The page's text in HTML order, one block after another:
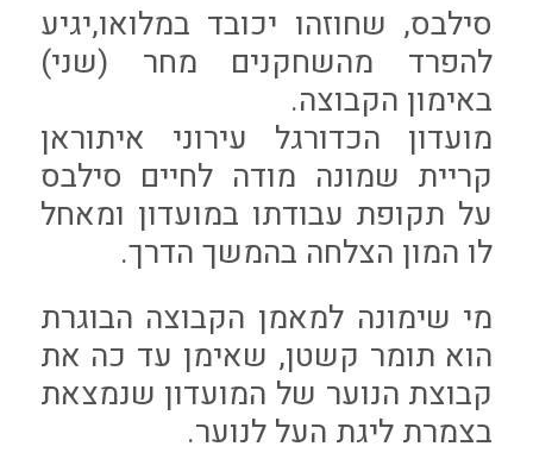
סילבס, שחוזהו יכובד במלואו,יגיע
להפרד מהשחקנים מחר (שני)
באימון הקבוצה.
מועדון הכדורגל עירוני איתוראן
קריית שמונה מודה לחיים סילבס
על תקופת עבודתו במועדון ומאחל
לו המון הצלחה בהמשך הדרך.
מי שימונה למאמן הקבוצה הבוגרת
הוא תומר קשטן, שאימן עד כה את
קבוצת הנוער של המועדון שנמצאת
בצמרת ליגת העל לנוער.